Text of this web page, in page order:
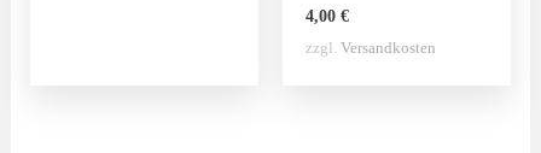
4,00€
zzgl.Versandkosten